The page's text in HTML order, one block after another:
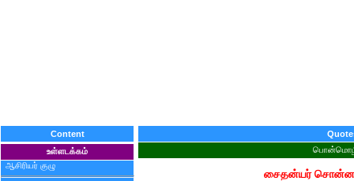
Content
உள்ளடக்கம்
ஆசிரியர் குழு
சைதன்யர் சொன்ன